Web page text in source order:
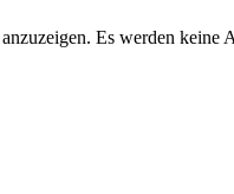
Es werden